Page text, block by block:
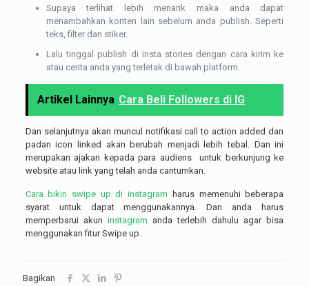
Supaya terlihat lebih menarik maka anda dapat
menambahkan konten lain sebelum anda publish. Seperti
teks, filter dan stiker.
Lalu tinggal publish di insta stories dengan cara kirim ke
atau cerita anda yang terletak di bawah platform.
Artikel Lainnya Cara Beli Followers di IG
Dan selanjutnya akan muncul notifikasi call to action added dan
padan icon linked akan berubah menjadi lebih tebal. Dan ini
merupakan ajakan kepada para audiens untuk berkunjung ke
website atau link yang telah anda cantumkan.
Cara bikin swipe up di instagram harus memenuhi beberapa
syarat untuk dapat menggunakannya. Dan anda harus
memperbarui akun instagram anda terlebih dahulu agar bisa
menggunakan fitur Swipe up.
Bagikan